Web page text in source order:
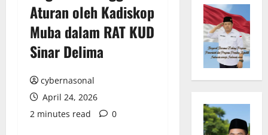
Aturan oleh Kadiskop
Muba dalam RAT KUD
Sinar Delima
cybernasonal
April 24, 2026
2 minutes read
0